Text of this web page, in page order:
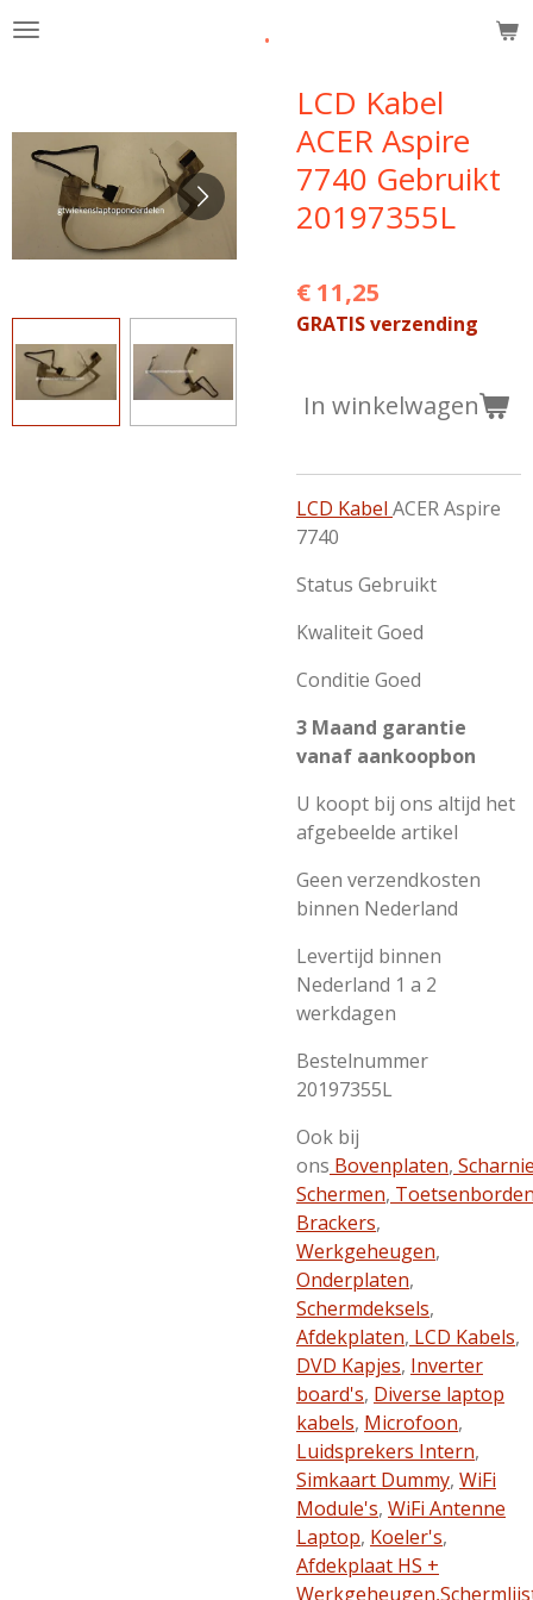
Ga
hoofdinhoud
.
LCD Kabel
ACER Aspire
7740 Gebruikt
20197355L
€ 11,25
GRATIS verzending
In winkelwagen
LCD Kabel ACER Aspire
7740
Status Gebruikt
Kwaliteit Goed
Conditie Goed
3 Maand garantie
vanaf aankoopbon
U koopt bij ons altijd het
afgebeelde artikel
Geen verzendkosten
binnen Nederland
Levertijd binnen
Nederland 1 a 2
werkdagen
Bestelnummer
20197355L
Ook bij
ons Bovenplaten,
Schermen,
Brackers,
Werkgeheugen,
Onderplaten,
Schermdeksels,
Afdekplaten, LCD Kabels,
DVD Kapjes, Inverter
board's, Diverse laptop
kabels, Microfoon,
Luidsprekers Intern,
Simkaart Dummy, WiFi
Module's, WiFi Antenne
Laptop, Koeler's,
Afdekplaat HS +
Werkgeheugen,